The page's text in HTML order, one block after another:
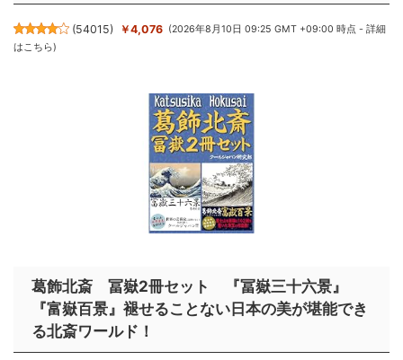
(54015) ￥4,076 (2026年8月10日 09:25 GMT +09:00 時点 -詳細
はこちら)
葛飾北斎 冨嶽2冊セット 『冨嶽三十六景』
『富嶽百景』褪せることない日本の美が堪能でき
る北斎ワールド！